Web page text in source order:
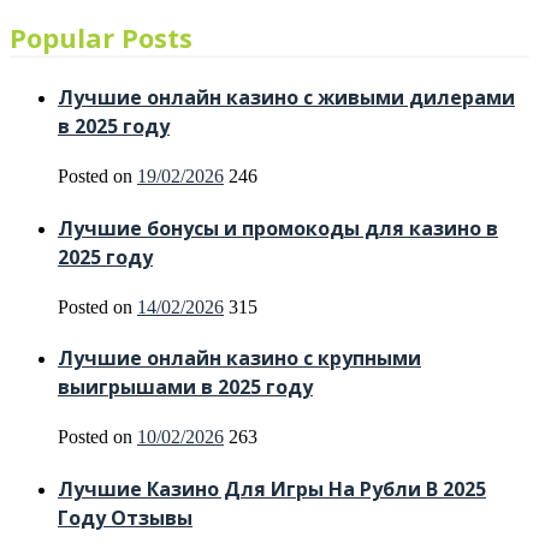
Popular Posts
Лучшие онлайн казино с живыми дилерами
в 2025 году
Posted on 19/02/2026 246
Лучшие бонусы и промокоды для казино в
2025 году
Posted on 14/02/2026 315
Лучшие онлайн казино с крупными
выигрышами в 2025 году
Posted on 10/02/2026 263
Лучшие Казино Для Игры На Рубли В 2025
Году Отзывы